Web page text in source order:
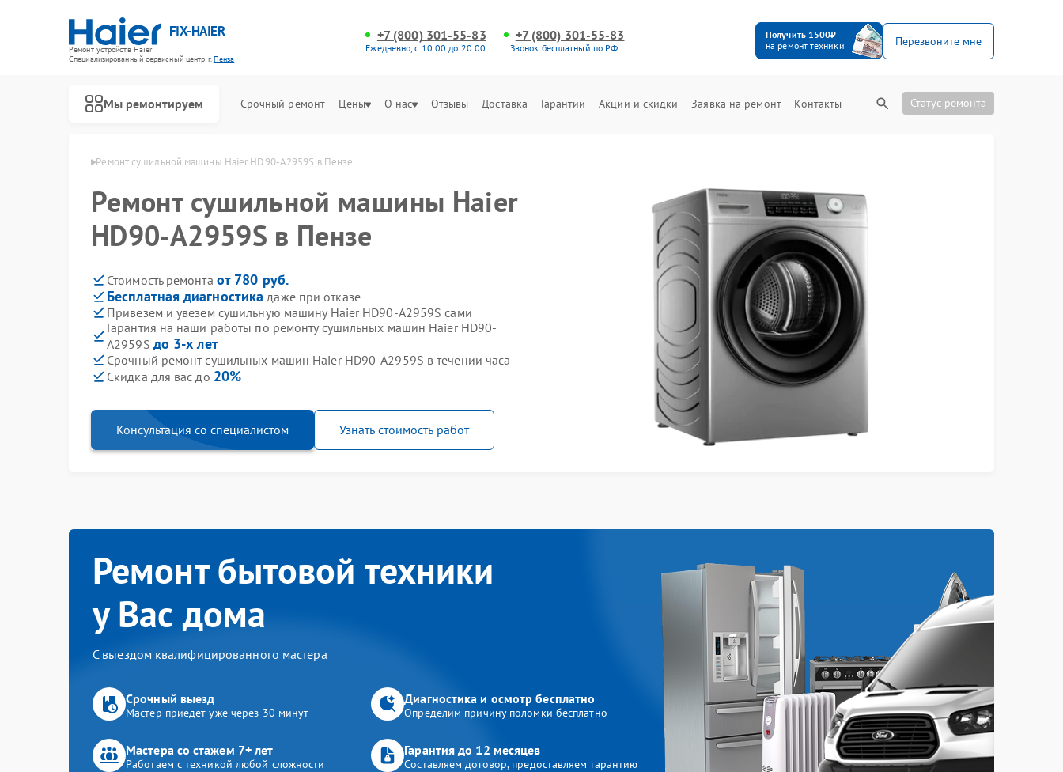
FIX-HAIER
Ремонт устройств Haier
Специализированный cервисный центр г.Пенза
+7 (800) 301-55-83
Ежедневно, с 10:00 до 20:00
+7 (800) 301-55-83
Звонок бесплатный по РФ
Получить 1500₽
на ремонт техники
Перезвоните мне
Мы ремонтируем Срочный ремонт Цены О нас Отзывы Доставка Гарантии Акции и скидки Заявка на ремонт Контакты Статус ремонта
Haier в Пензе Ремонт сушильной машины Haier HD90-A2959S в Пензе
Ремонт сушильной машины Haier
HD90-A2959S в Пензе
Стоимость ремонта от 780 руб.
Бесплатная диагностика даже при отказе
Привезем и увезем сушильную машину Haier HD90-A2959S сами
Гарантия на наши работы по ремонту сушильных машин Haier HD90-
A2959S до 3-х лет
Срочный ремонт сушильных машин Haier HD90-A2959S в течении часа
Скидка для вас до 20%
Консультация со специалистом Узнать стоимость работ
Ремонт бытовой техники
у Вас дома
С выездом квалифицированного мастера
Срочный выезд
Мастер приедет уже через 30 минут
Диагностика и осмотр бесплатно
Определим причину поломки бесплатно
Мастера со стажем 7+ лет
Работаем с техникой любой сложности
Гарантия до 12 месяцев
Составляем договор, предоставляем гарантию